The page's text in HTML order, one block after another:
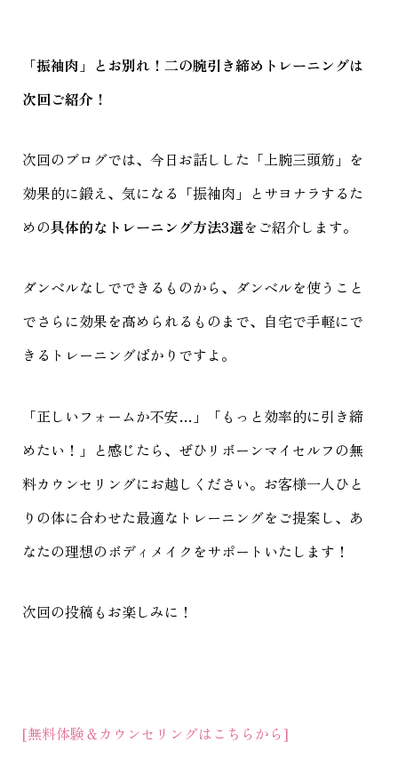
「振袖肉」とお別れ！二の腕引き締めトレーニングは
次回ご紹介！
次回のブログでは、今日お話しした「上腕三頭筋」を
効果的に鍛え、気になる「振袖肉」とサヨナラするた
めの具体的なトレーニング方法3選をご紹介します。
ダンベルなしでできるものから、ダンベルを使うこと
でさらに効果を高められるものまで、自宅で手軽にで
きるトレーニングばかりですよ。
「正しいフォームか不安…」「もっと効率的に引き締
めたい！」と感じたら、ぜひリボーンマイセルフの無
料カウンセリングにお越しください。お客様一人ひと
りの体に合わせた最適なトレーニングをご提案し、あ
なたの理想のボディメイクをサポートいたします！
次回の投稿もお楽しみに！
[無料体験＆カウンセリングはこちらから]